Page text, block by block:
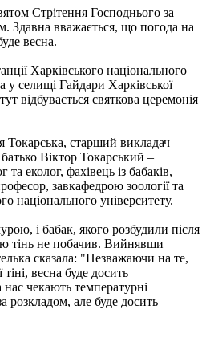
Стрітення Господнього за
Здавна вважається, що погода на
весна.
Харківського національного
у селищі Гайдари Харківської
відбувається святкова церемонія
Токарська, старший викладач
батько Віктор Токарський –
еколог, фахівець із бабаків,
завкафедрою зоології та
національного університету.
і бабак, якого розбудили після
тінь не побачив. Вийнявши
сказала: "Незважаючи на те,
весна буде досить
чекають температурні
розкладом, але буде досить